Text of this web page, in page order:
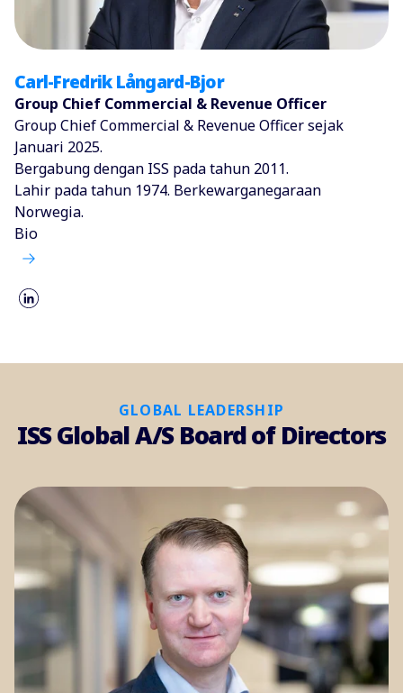
Carl-Fredrik Långard-Bjor
Group Chief Commercial & Revenue Officer
Group Chief Commercial & Revenue Officer sejak
Januari 2025.
Bergabung dengan ISS pada tahun 2011.
Lahir pada tahun 1974. Berkewarganegaraan
Norwegia.
Bio
GLOBAL LEADERSHIP
ISS Global A/S Board of Directors